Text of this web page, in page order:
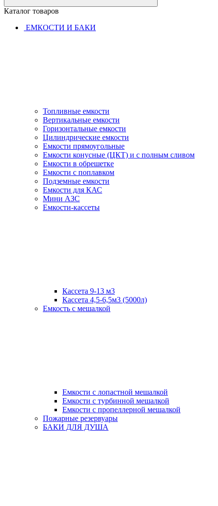
Каталог товаров
ЕМКОСТИ И БАКИ
Топливные емкости
Вертикальные емкости
Горизонтальные емкости
Цилиндрические емкости
Емкости прямоугольные
Емкости конусные (ЦКТ) и с полным сливом
Емкости в обрешетке
Емкости с поплавком
Подземные емкости
Емкости для КАС
Мини АЗС
Емкости-кассеты
Кассета 9-13 м3
Кассета 4,5-6,5м3 (5000л)
Емкость с мешалкой
Емкости с лопастной мешалкой
Емкости с турбинной мешалкой
Емкости с пропеллерной мешалкой
Пожарные резервуары
БАКИ ДЛЯ ДУША